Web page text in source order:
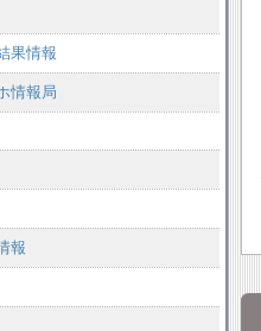
果情報
情報局
報